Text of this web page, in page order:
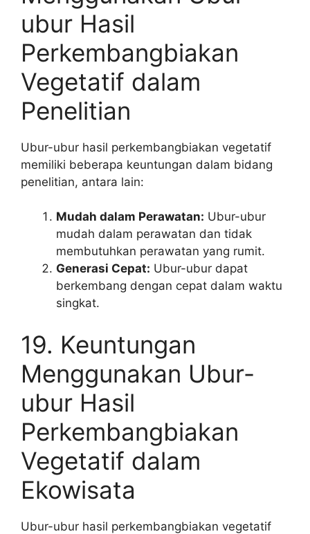
ubur Hasil
Perkembangbiakan
Vegetatif dalam
Penelitian
Ubur-ubur hasil perkembangbiakan vegetatif
memiliki beberapa keuntungan dalam bidang
penelitian, antara lain:
Mudah dalam Perawatan: Ubur-ubur
mudah dalam perawatan dan tidak
membutuhkan perawatan yang rumit.
Generasi Cepat: Ubur-ubur dapat
berkembang dengan cepat dalam waktu
singkat.
19. Keuntungan
Menggunakan Ubur-
ubur Hasil
Perkembangbiakan
Vegetatif dalam
Ekowisata
Ubur-ubur hasil perkembangbiakan vegetatif